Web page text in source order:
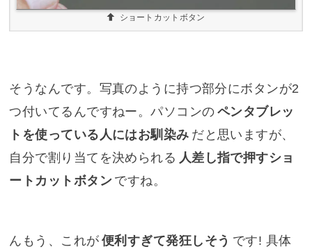
ショートカットボタン
そうなんです。写真のように持つ部分にボタンが2
つ付いてるんですねー。パソコンの ペンタブレッ
トを使っている人にはお馴染み だと思いますが、
自分で割り当てを決められる 人差し指で押すショ
ートカットボタン ですね。
んもう、これが 便利すぎて発狂しそう です! 具体